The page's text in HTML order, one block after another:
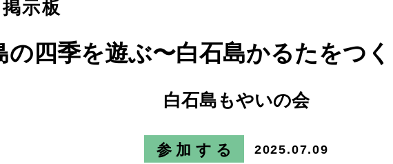
示板
の四季を遊ぶ〜白石島かるたをつ
白石島もやいの会
参加する 2025.07.09